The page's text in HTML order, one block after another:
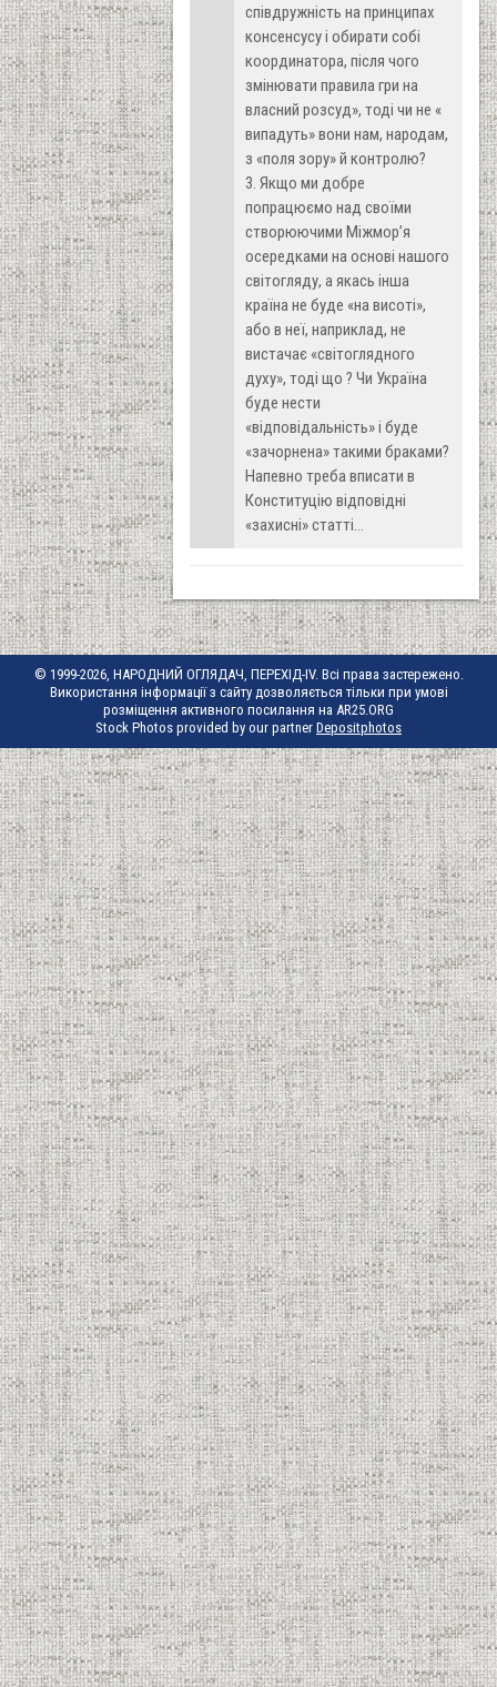
співдружність на принципах
консенсусу і обирати собі
координатора, після чого
змінювати правила гри на
власний розсуд», тоді чи не «
випадуть» вони нам, народам,
з «поля зору» й контролю?
3. Якщо ми добре
попрацюємо над своїми
створюючими Міжмор’я
осередками на основі нашого
світогляду, а якась інша
країна не буде «на висоті»,
або в неї, наприклад, не
вистачає «світоглядного
духу», тоді що ? Чи Україна
буде нести
«відповідальність» і буде
«зачорнена» такими браками?
Напевно треба вписати в
Конституцію відповідні
«захисні» статті…
© 1999-2026, НАРОДНИЙ ОГЛЯДАЧ, ПЕРЕХІД-IV. Всі права застережено.
Використання інформації з сайту дозволяється тільки при умові
розміщення активного посилання на AR25.ORG
Stock Photos provided by our partner Depositphotos